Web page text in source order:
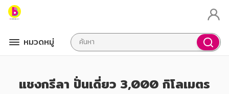
หมวดหมู่
แชงกรีลา ปั่นเดี่ยว 3,000 กิโลเมตร